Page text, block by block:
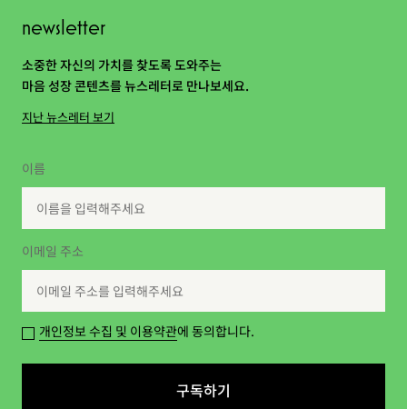
newsletter
소중한 자신의 가치를 찾도록 도와주는
마음 성장 콘텐츠를 뉴스레터로 만나보세요.
지난 뉴스레터 보기
이름
이메일 주소
개인정보 수집 및 이용약관에 동의합니다.
구독하기